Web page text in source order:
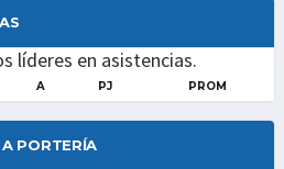
líderes en asistencias.
A PJ PROM
PORTERÍA